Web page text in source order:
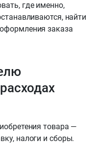
где именно,
найти
заказа
товара —
налоги и сборы.